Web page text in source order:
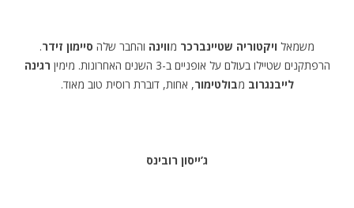
משמאל ויקטוריה שטיינברכר מווינה והחבר שלה סיימון זידר.
הרפתקנים שטיילו בעולם על אופניים ב-3 השנים האחרונות. מימין
רגינה
לייבנגרוב מבולטימור, אחות, דוברת רוסית טוב מאוד.
ג’ייסון רובינס